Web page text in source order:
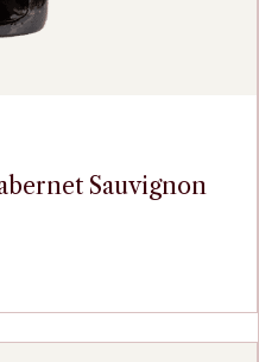
Sauvignon